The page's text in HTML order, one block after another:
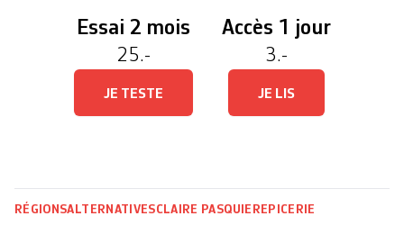
Essai 2 mois
25.-
JE TESTE
Accès 1 jour
3.-
JE LIS
RÉGIONSALTERNATIVESCLAIRE PASQUIER EPICERIE